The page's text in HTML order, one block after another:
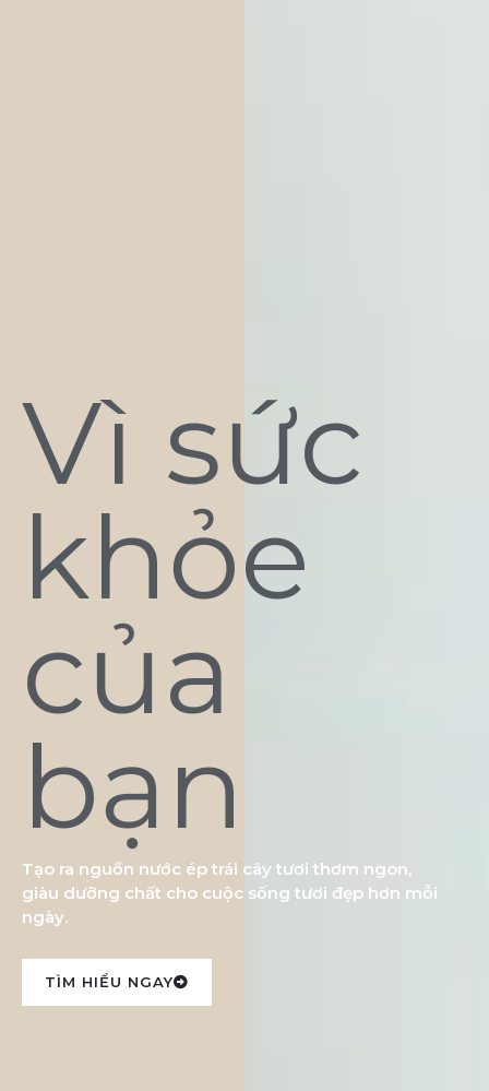
Vì sức
khỏe
của
bạn
Tạo ra nguồn nước ép trái cây tươi thơm ngon,
giàu dưỡng chất cho cuộc sống tươi đẹp hơn mỗi
ngày.
TÌM HIỂU NGAY